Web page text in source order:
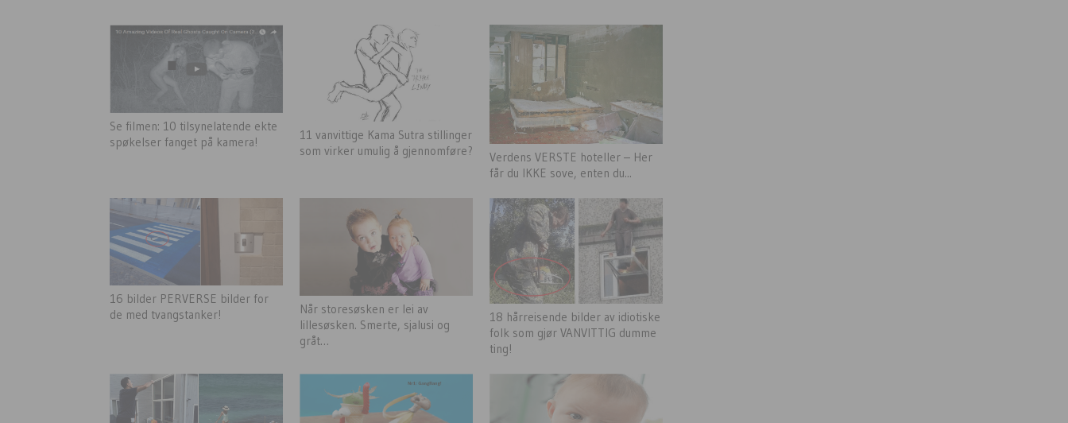
Se filmen: 10 tilsynelatende ekte
spøkelser fanget på kamera!
11 vanvittige Kama Sutra stillinger
som virker umulig å gjennomføre?
Verdens VERSTE hoteller – Her
får du IKKE sove, enten du...
16 bilder PERVERSE bilder for
de med tvangstanker!
Når storesøsken er lei av
lillesøsken. Smerte, sjalusi og
gråt…
18 hårreisende bilder av idiotiske
folk som gjør VANVITTIG dumme
ting!